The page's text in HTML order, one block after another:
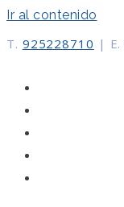
Ir al contenido
T. 925228710 | E.